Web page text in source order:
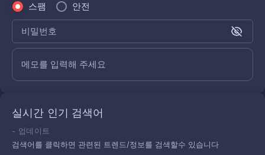
스팸 안전
비밀번호
메모를 입력해 주세요
실시간 인기 검색어
- 업데이트
검색어를 클릭하면 관련된 트렌드/정보를 검색할수 있습니다